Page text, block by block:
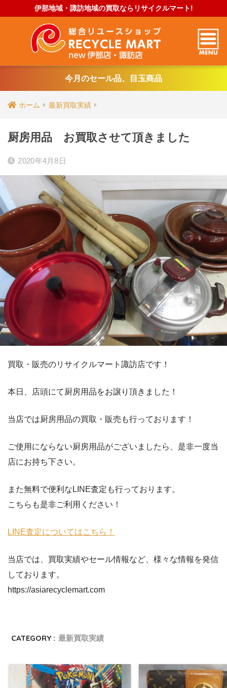
伊那地域・諏訪地域の買取ならリサイクルマート!
今月のセール品、目玉商品
ホーム 最新買取実績
厨房用品 お買取させて頂きました
2020年4月8日
買取・販売のリサイクルマート諏訪店です！
本日、店頭にて厨房用品をお譲り頂きました！
当店では厨房用品の買取・販売も行っております！
ご使用にならない厨房用品がございましたら、是非一度当
店にお持ち下さい。
また無料で便利なLINE査定も行っております。
こちらも是非ご利用ください！
LINE査定についてはこちら！
当店では、買取実績やセール情報など、様々な情報を発信
しております。
https://asiarecyclemart.com
CATEGORY : 最新買取実績